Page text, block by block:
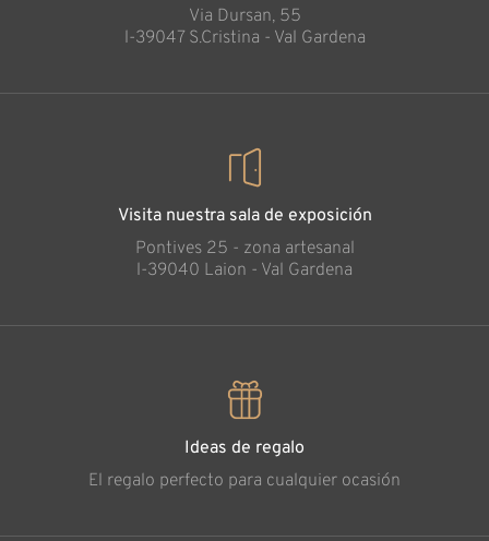
Via Dursan, 55
l-39047 S.Cristina - Val Gardena
Visita nuestra sala de exposición
Pontives 25 - zona artesanal
l-39040 Laion - Val Gardena
Ideas de regalo
El regalo perfecto para cualquier ocasión